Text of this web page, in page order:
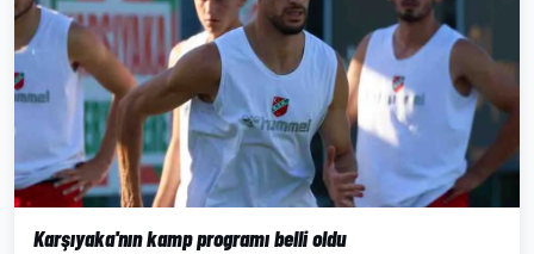
Karşıyaka'nın kamp programı belli oldu